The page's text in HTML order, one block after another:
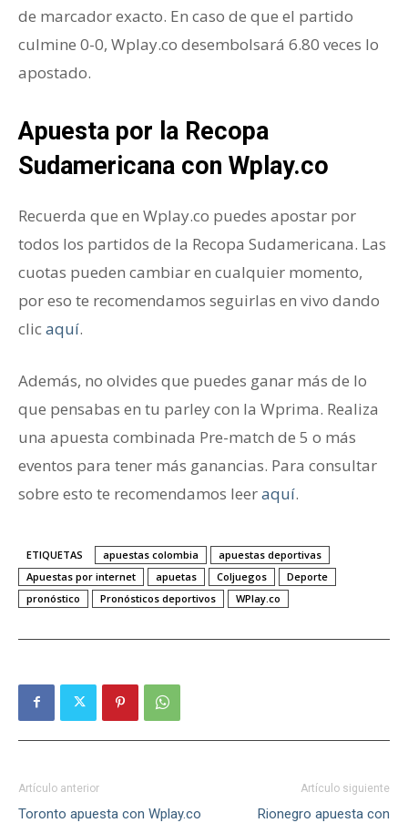
de marcador exacto. En caso de que el partido
culmine 0-0, Wplay.co desembolsará 6.80 veces lo
apostado.
Apuesta por la Recopa
Sudamericana con Wplay.co
Recuerda que en Wplay.co puedes apostar por
todos los partidos de la Recopa Sudamericana. Las
cuotas pueden cambiar en cualquier momento,
por eso te recomendamos seguirlas en vivo dando
clic aquí.
Además, no olvides que puedes ganar más de lo
que pensabas en tu parley con la Wprima. Realiza
una apuesta combinada Pre-match de 5 o más
eventos para tener más ganancias. Para consultar
sobre esto te recomendamos leeraquí.
ETIQUETAS apuestas colombia
apuestas deportivas
Apuestas por internet
apuetas Coljuegos
Deporte
pronóstico
Pronósticos deportivos WPlay.co
Artículo anterior
Toronto apuesta con Wplay.co
Artículo siguiente
Rionegro apuesta con